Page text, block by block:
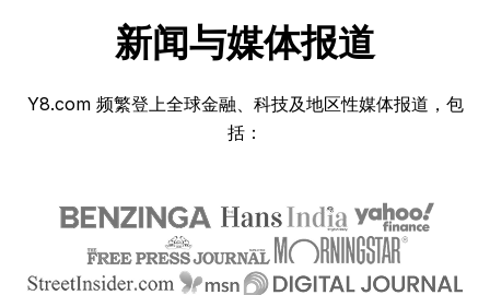
新闻与媒体报道
Y8.com 频繁登上全球金融、科技及地区性媒体报道，包
括：